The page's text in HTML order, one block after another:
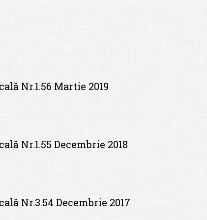
Nr.1.56 Martie 2019
Nr.1.55 Decembrie 2018
Nr.3.54 Decembrie 2017